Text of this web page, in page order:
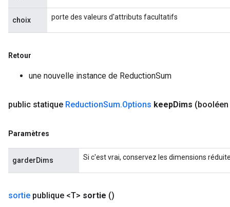
choix porte des valeurs d'attributs facultatifs
Retour
une nouvelle instance de ReductionSum
public statique ReductionSum.Options keepDims (booléen
Paramètres
garderDims Si c'est vrai, conservez les dimensions
sortie publique <T> sortie ()